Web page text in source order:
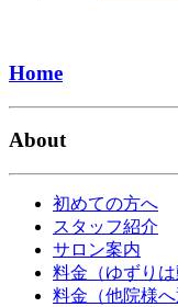
Home
About
初めての方へ
スタッフ紹介
サロン案内
料金（ゆずりは
料金（他院様へ